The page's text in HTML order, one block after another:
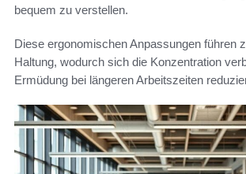
bequem zu verstellen.
Diese ergonomischen Anpassungen führen
Haltung, wodurch sich die Konzentration
Ermüdung bei längeren Arbeitszeiten